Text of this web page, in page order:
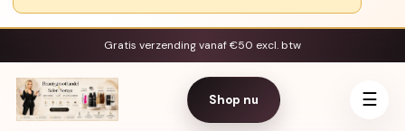
Gratis verzending vanaf €50 excl. btw
Shop nu ☰